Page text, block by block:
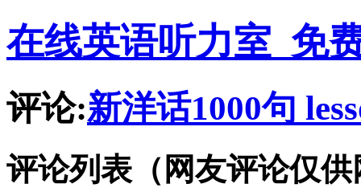
在线英语听力室_免
评论:新洋话1000句
评论列表（网友评论仅